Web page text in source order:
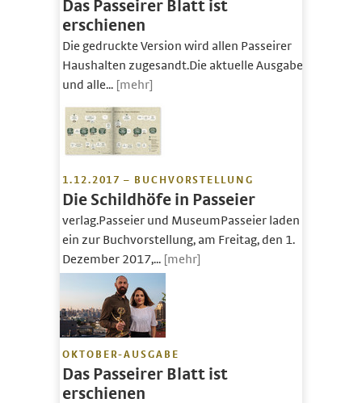
Das Passeirer Blatt ist
erschienen
Die gedruckte Version wird allen Passeirer
Haushalten zugesandt.Die aktuelle Ausgabe
und alle... [mehr]
1.12.2017 – BUCHVORSTELLUNG
Die Schildhöfe in Passeier
verlag.Passeier und MuseumPasseier laden
ein zur Buchvorstellung, am Freitag, den 1.
Dezember 2017,... [mehr]
OKTOBER-AUSGABE
Das Passeirer Blatt ist
erschienen